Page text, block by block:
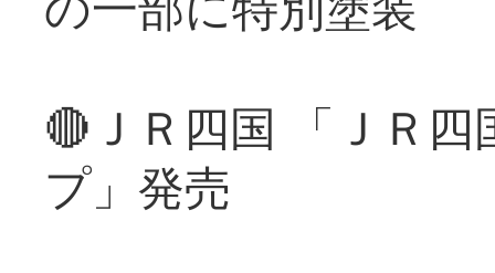
🔴ＪＲ四国 「ＪＲ
プ」発売